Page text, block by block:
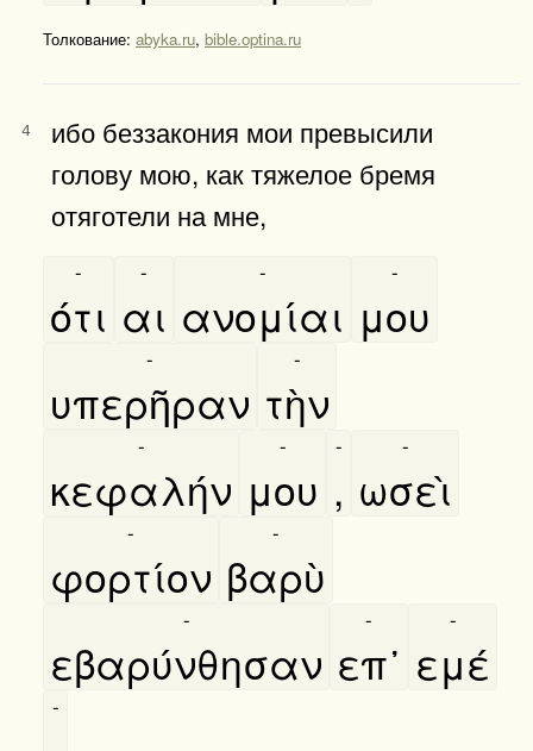
Толкование: abyka.ru, bible.optina.ru
4
ибо беззакония мои превысили
голову мою, как тяжелое бремя
отяготели на мне,
ότι
-
αι
-
ανομίαι
-
μου
-
υπερῆραν
-
τὴν
-
κεφαλήν
-
μου
-
,
-
ωσεὶ
-
φορτίον
-
βαρὺ
-
εβαρύνθησαν
-
επ᾿
-
εμέ
-
-